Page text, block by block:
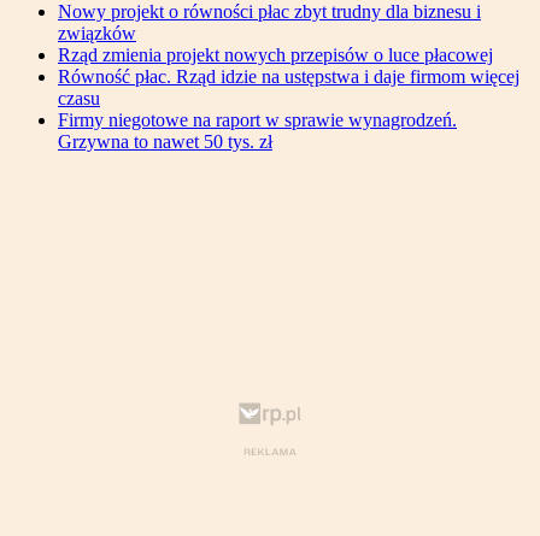
Nowy projekt o równości płac zbyt trudny dla biznesu i
związków
Rząd zmienia projekt nowych przepisów o luce płacowej
Równość płac. Rząd idzie na ustępstwa i daje firmom więcej
czasu
Firmy niegotowe na raport w sprawie wynagrodzeń.
Grzywna to nawet 50 tys. zł